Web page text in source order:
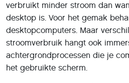
verbruikt minder stroom dan
desktop is. Voor het gemak
desktopcomputers. Maar
stroomverbruik hangt ook
achtergrondprocessen die je
het gebruikte scherm.